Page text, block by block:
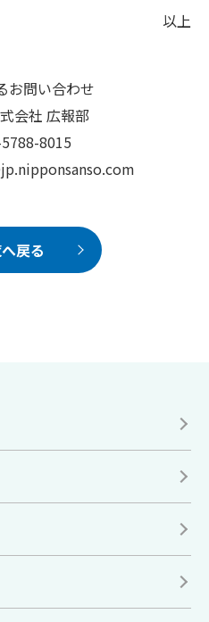
以上
お問い合わせ
会社 広報部
8015
戻る